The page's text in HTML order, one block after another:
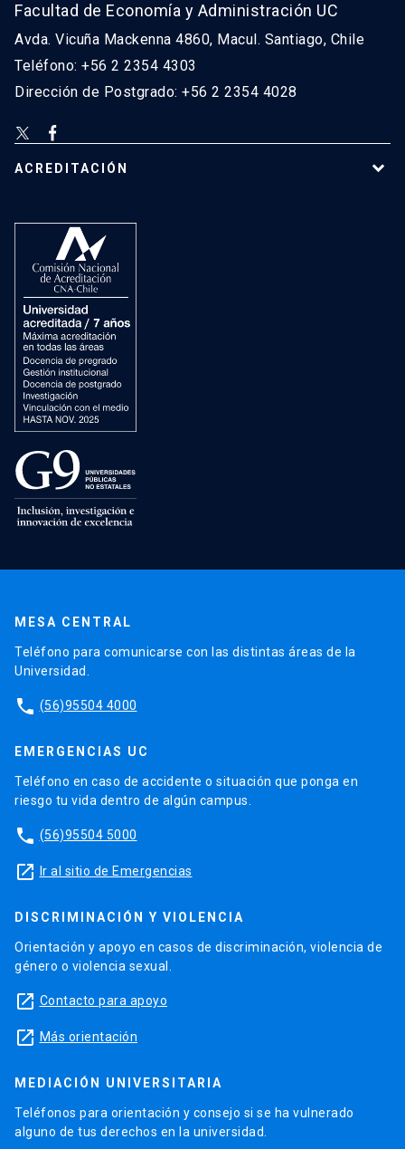
Facultad de Economía y Administración UC
Avda. Vicuña Mackenna 4860, Macul. Santiago, Chile
Teléfono: +56 2 2354 4303
Dirección de Postgrado: +56 2 2354 4028
ACREDITACIÓN
MESA CENTRAL
Teléfono para comunicarse con las distintas áreas de la
Universidad.
phone (56)95504 4000
EMERGENCIAS UC
Teléfono en caso de accidente o situación que ponga en
riesgo tu vida dentro de algún campus.
phone (56)95504 5000
launch Ir al sitio de Emergencias
DISCRIMINACIÓN Y VIOLENCIA
Orientación y apoyo en casos de discriminación, violencia de
género o violencia sexual.
launch Contacto para apoyo
launch Más orientación
MEDIACIÓN UNIVERSITARIA
Teléfonos para orientación y consejo si se ha vulnerado
alguno de tus derechos en la universidad.